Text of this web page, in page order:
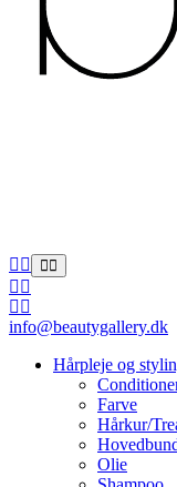
info@beautygallery.dk
Hårpleje og
Farve
Hårkur/
Olie